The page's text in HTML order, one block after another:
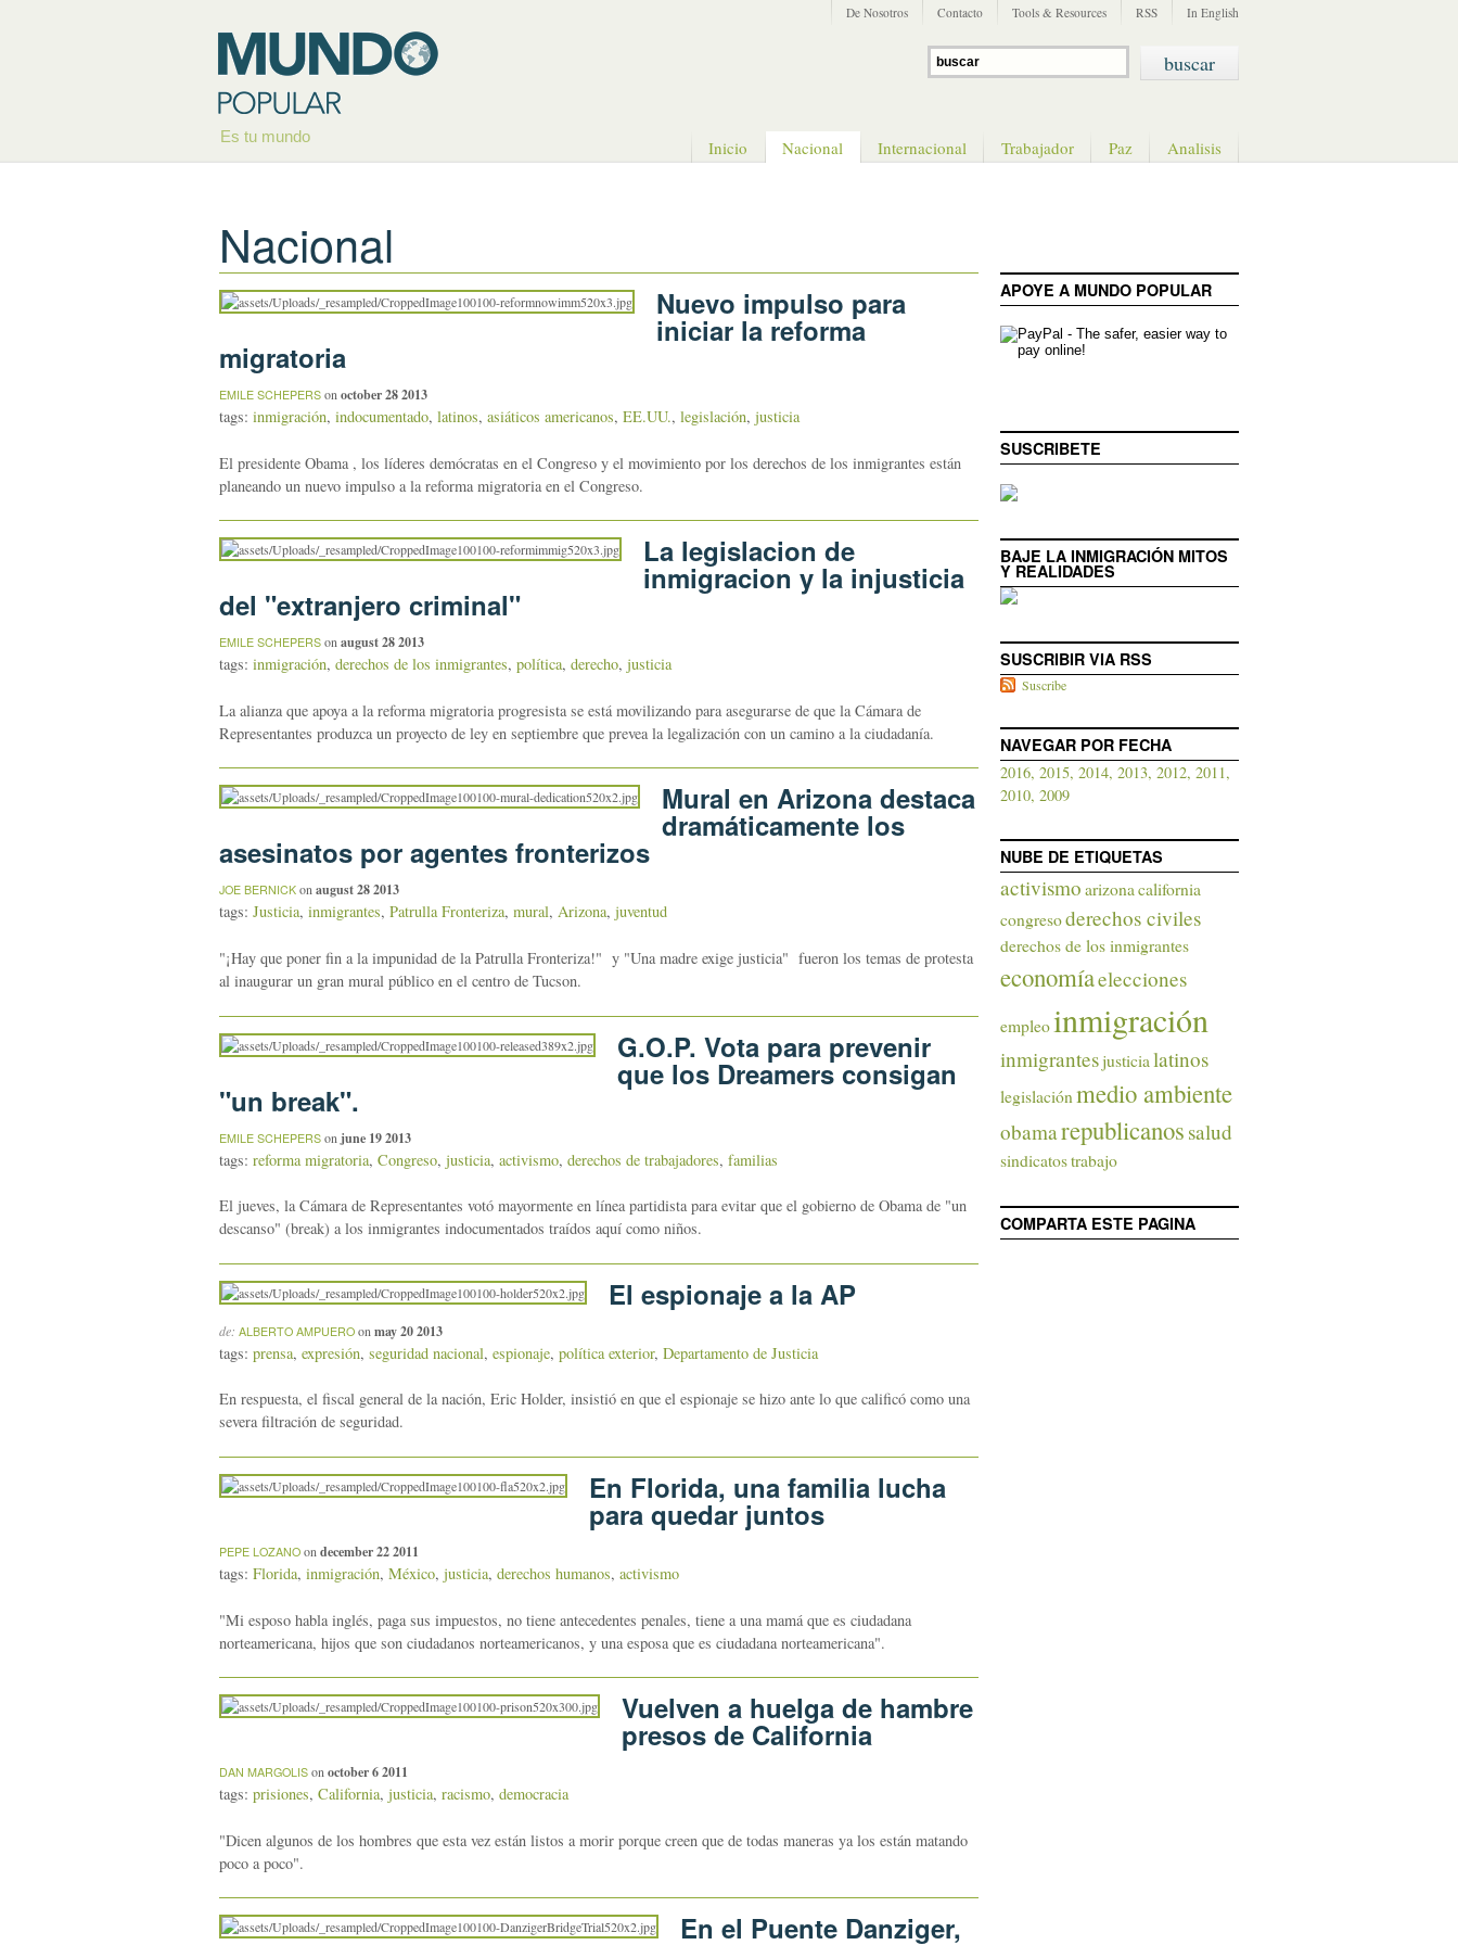
Es tu mundo
De Nosotros Contacto Tools & Resources RSS In English
Inicio Nacional Internacional Trabajador Paz Analisis
Nacional
Nuevo impulso para
iniciar la reforma
migratoria
EMILE SCHEPERS on october 28 2013
tags: inmigración, indocumentado, latinos, asiáticos americanos, EE.UU., legislación, justicia
El presidente Obama , los líderes demócratas en el Congreso y el movimiento por los derechos de los inmigrantes están
planeando un nuevo impulso a la reforma migratoria en el Congreso.
La legislacion de
inmigracion y la injusticia
del "extranjero criminal"
EMILE SCHEPERS on august 28 2013
tags: inmigración, derechos de los inmigrantes, política, derecho, justicia
La alianza que apoya a la reforma migratoria progresista se está movilizando para asegurarse de que la Cámara de
Representantes produzca un proyecto de ley en septiembre que prevea la legalización con un camino a la ciudadanía.
Mural en Arizona destaca
dramáticamente los
asesinatos por agentes fronterizos
JOE BERNICK onaugust 28 2013
tags: Justicia, inmigrantes, Patrulla Fronteriza, mural, Arizona, juventud
"¡Hay que poner fin a la impunidad de la Patrulla Fronteriza!" y "Una madre exige justicia" fueron los temas de protesta
al inaugurar un gran mural público en el centro de Tucson.
G.O.P. Vota para prevenir
que los Dreamers consigan
"un break".
EMILE SCHEPERS on june 19 2013
tags: reforma migratoria, Congreso, justicia, activismo, derechos de trabajadores, familias
El jueves, la Cámara de Representantes votó mayormente en línea partidista para evitar que el gobierno de Obama de "un
descanso" (break) a los inmigrantes indocumentados traídos aquí como niños.
El espionaje a la AP
de: ALBERTO AMPUERO on may 20 2013
tags: prensa, expresión, seguridad nacional, espionaje, política exterior, Departamento de Justicia
En respuesta, el fiscal general de la nación, Eric Holder, insistió en que el espionaje se hizo ante lo que calificó como una
severa filtración de seguridad.
En Florida, una familia lucha
para quedar juntos
PEPE LOZANO on december 22 2011
tags: Florida, inmigración, México, justicia, derechos humanos, activismo
"Mi esposo habla inglés, paga sus impuestos, no tiene antecedentes penales, tiene a una mamá que es ciudadana
norteamericana, hijos que son ciudadanos norteamericanos, y una esposa que es ciudadana norteamericana".
Vuelven a huelga de hambre
presos de California
DAN MARGOLIS on october 6 2011
tags: prisiones, California, justicia, racismo, democracia
"Dicen algunos de los hombres que esta vez están listos a morir porque creen que de todas maneras ya los están matando
poco a poco".
En el Puente Danziger,
APOYE A MUNDO POPULAR
SUSCRIBETE
BAJE LA INMIGRACIÓN MITOS
Y REALIDADES
SUSCRIBIR VIA RSS
Suscribe
NAVEGAR POR FECHA
2016, 2015, 2014, 2013, 2012, 2011,
2010, 2009
NUBE DE ETIQUETAS
activismo arizonacalifornia
congresoderechos civiles
derechos de los inmigrantes
economíaelecciones
empleoinmigración
inmigrantesjusticialatinos
legislaciónmedio ambiente
obamarepublicanos salud
sindicatostrabajo
COMPARTA ESTE PAGINA